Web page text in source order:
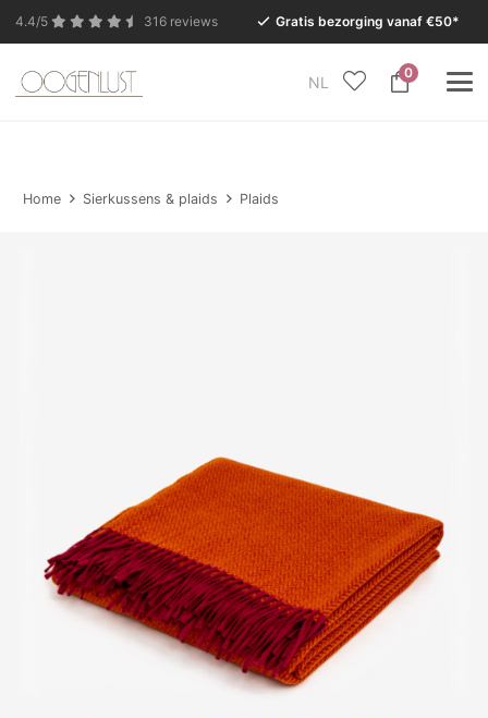
4.4/5 316 reviews Gratis bezorging vanaf €50*
NL
0
In verband met de zomervakantie is onze Conceptstore
Home Sierkussens & plaids Plaids